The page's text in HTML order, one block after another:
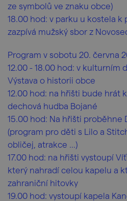
ze symbolů ve znaku obce)
18.00 hod: v parku u kostela k
zazpívá mužský sbor z
Program v sobotu 20. června
12.00 - 18.00 hod: v kulturním
Výstava o historii obce
12.00 hod: na hřišti bude hrát
dechová hudba Bojané
15.00 hod: Na hřišti proběhne
(program pro děti s Lilo a
obličej, atrakce ...)
17.00 hod: na hřišti vystoupí
který nahradí celou kapelu a
zahraniční hitovky
19.00 hod: vystoupí kapela